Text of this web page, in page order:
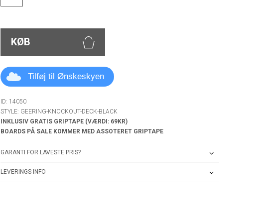
KØB
Tilføj til Ønskeskyen
ID: 14050
STYLE: GEERING-KNOCKOUT-DECK-BLACK
INKLUSIV GRATIS GRIPTAPE (VÆRDI: 69KR)
BOARDS PÅ SALE KOMMER MED ASSOTERET GRIPTAPE
GARANTI FOR LAVESTE PRIS?
LEVERINGS INFO